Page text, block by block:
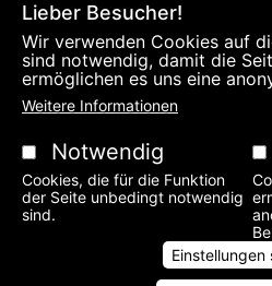
Wohnmöglichkeit für Angehörige,
Kleinwohnungen für Studenten an.
Fußzeilenmenü
DATENSCHUTZERKLÄRUNG UND
Lieber Besucher!
Wir verwenden Cookies auf
sind notwendig, damit die
ermöglichen es uns eine
Weitere Informationen
Notwendig
Cookies, die für die Funktion
der Seite unbedingt notwendig
sind.
Einstellungen